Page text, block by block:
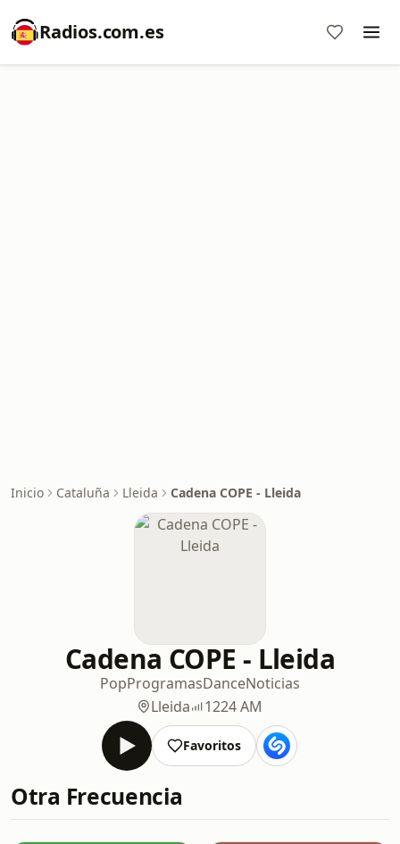
Radios.com.es
Inicio Cataluña Lleida Cadena COPE - Lleida
Cadena COPE - Lleida
PopProgramasDanceNoticias
Lleida
1224 AM
Favoritos
Otra Frecuencia